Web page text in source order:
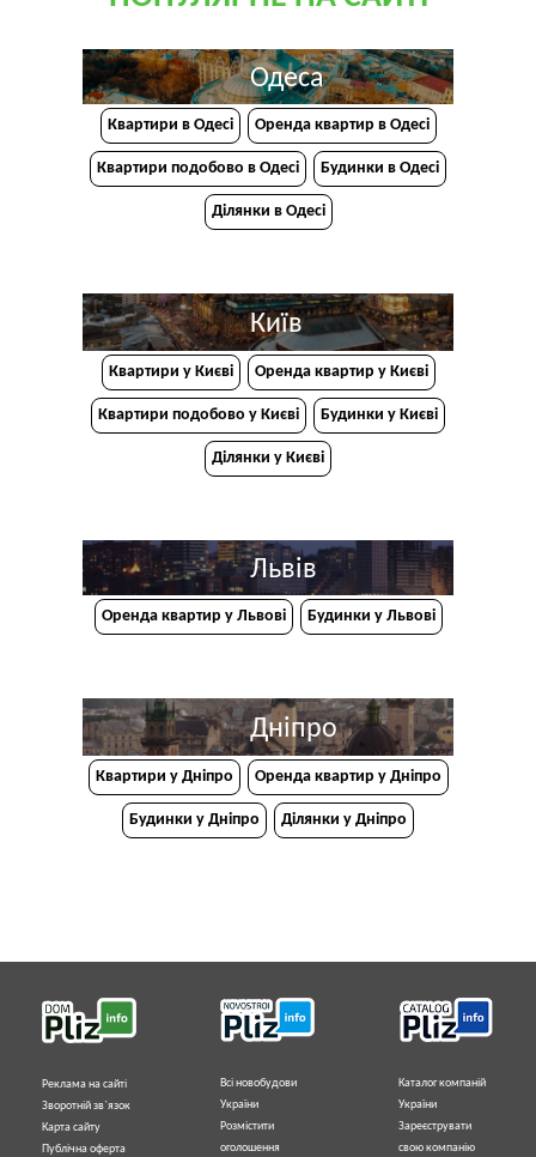
Одеса
Квартири в Одесі Оренда квартир в Одесі
Квартири подобово в Одесі Будинки в Одесі
Ділянки в Одесі
Київ
Квартири у Києві Оренда квартир у Києві
Квартири подобово у Києві Будинки у Києві
Ділянки у Києві
Львів
Оренда квартир у Львові Будинки у Львові
Дніпро
Квартири у Дніпрo Оренда квартир у Дніпро
Будинки у Дніпро Ділянки у Дніпро
Реклама на сайті
Зворотній зв`язок
Карта сайту
Публічна оферта
Всі новобудови
України
Розмістити
оголошення
Каталог компаній
України
Зареєструвати
свою компанію